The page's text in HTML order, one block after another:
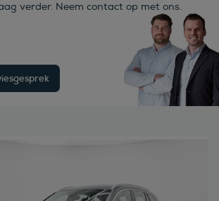
verder. Neem contact op met ons.